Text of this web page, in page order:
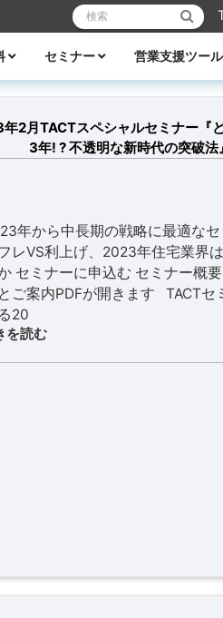
検索:
カー調査資料 住宅メーカー
アパート業界
住宅メーカー
住宅商品総覧
査資料 TACTホームビ
住宅FC・VCの
工資料 全国住宅市場
全国NO.1ホー
ビルダー・工
都道府県別 住
ジタル活用
ウ
セミナー
受付中のセミナー
セミナー一覧
講師紹介
営業支援ツール
TACTテレビ
営業ノウハウ
2月TACTスペシャルセミナー『
3年! ? 不透明な新時代の突破法
年から中長期の戦略に最適なセ
レVS利上げ、2023年住宅業界
セミナーに申込む セミナー概
ご案内PDFが開きます TACTセ
20
を読む